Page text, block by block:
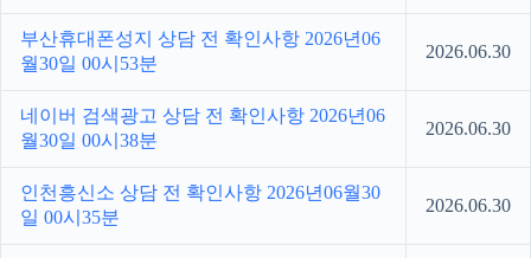
부산휴대폰성지 상담 전 확인사항 2026년06
월30일 00시53분
2026.06.30
네이버 검색광고 상담 전 확인사항 2026년06
월30일 00시38분
2026.06.30
인천흥신소 상담 전 확인사항 2026년06월30
일 00시35분
2026.06.30